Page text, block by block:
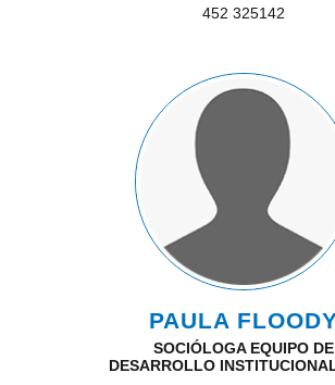
452 325142
PAULA
SOCIÓLOGA EQUIPO DE
DESARROLLO